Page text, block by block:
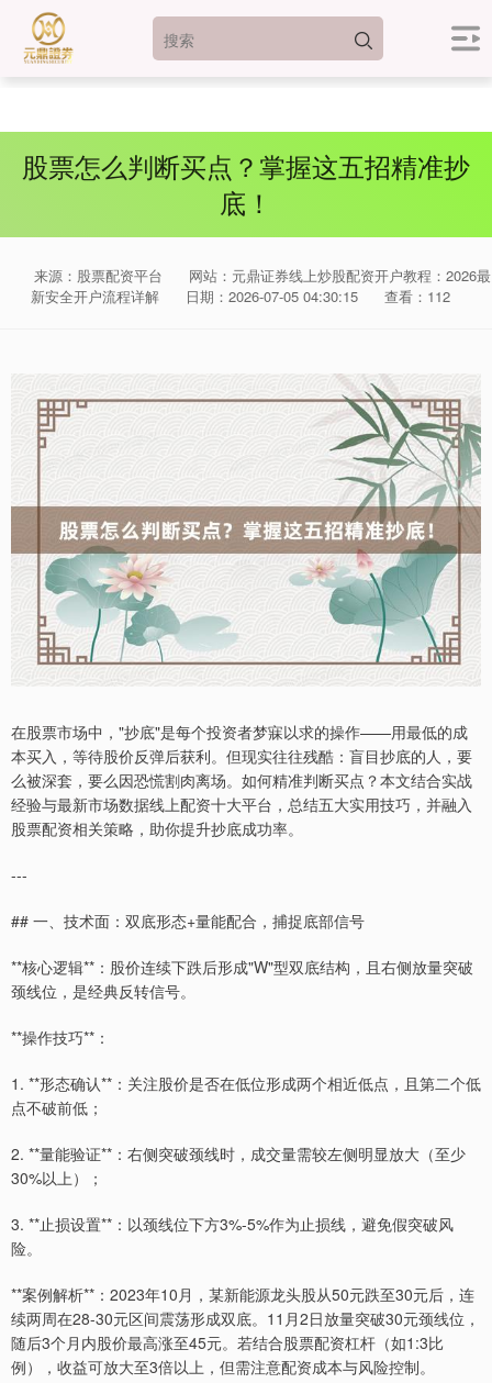
股票怎么判断买点？掌握这五招精准抄
底！
来源：股票配资平台
网站：元鼎证券线上炒股配资开户教程：2026最
新安全开户流程详解
日期：2026-07-05 04:30:15 查看：112
在股票市场中，"抄底"是每个投资者梦寐以求的操作——用最低的成
本买入，等待股价反弹后获利。但现实往往残酷：盲目抄底的人，要
么被深套，要么因恐慌割肉离场。如何精准判断买点？本文结合实战
经验与最新市场数据线上配资十大平台，总结五大实用技巧，并融入
股票配资相关策略，助你提升抄底成功率。
---
## 一、技术面：双底形态+量能配合，捕捉底部信号
**核心逻辑**：股价连续下跌后形成"W"型双底结构，且右侧放量突破
颈线位，是经典反转信号。
**操作技巧**：
1. **形态确认**：关注股价是否在低位形成两个相近低点，且第二个低
点不破前低；
2. **量能验证**：右侧突破颈线时，成交量需较左侧明显放大（至少
30%以上）；
3. **止损设置**：以颈线位下方3%-5%作为止损线，避免假突破风
险。
**案例解析**：2023年10月，某新能源龙头股从50元跌至30元后，连
续两周在28-30元区间震荡形成双底。11月2日放量突破30元颈线位，
随后3个月内股价最高涨至45元。若结合股票配资杠杆（如1:3比
例），收益可放大至3倍以上，但需注意配资成本与风险控制。